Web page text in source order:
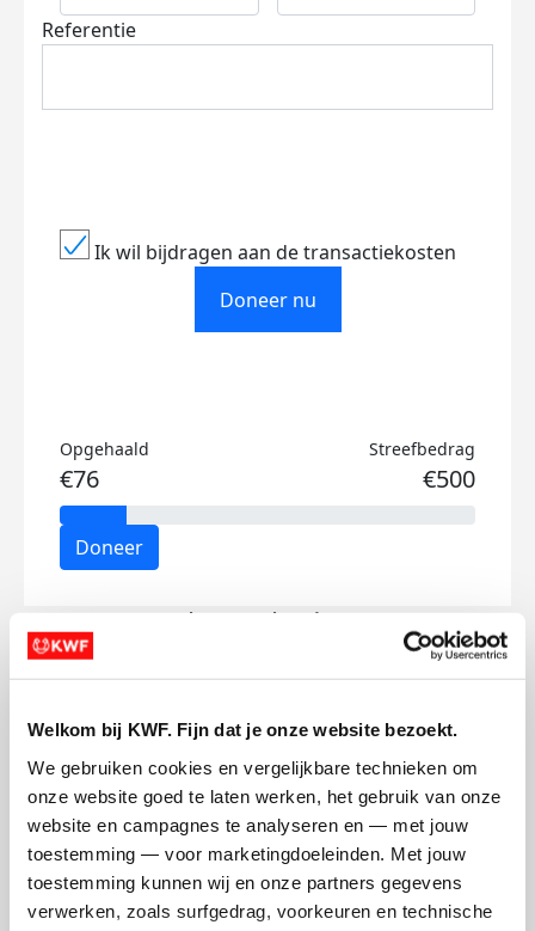
Welkom bij KWF. Fijn dat je onze website bezoekt.
We gebruiken cookies en vergelijkbare technieken om
onze website goed te laten werken, het gebruik van onze
website en campagnes te analyseren en — met jouw
toestemming — voor marketingdoeleinden. Met jouw
toestemming kunnen wij en onze partners gegevens
verwerken, zoals surfgedrag, voorkeuren en technische
Referentie
Ik wil bijdragen aan de transactiekosten
Doneer nu
Opgehaald
€76
Streefbedrag
€500
Doneer
Pleun's badges